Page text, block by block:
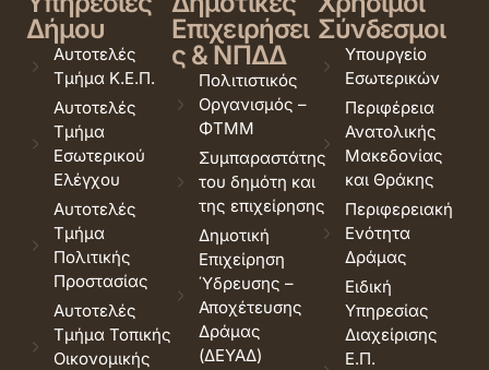
Δήμου
Αυτοτελές
Τμήμα Κ.Ε.Π.
Αυτοτελές
Τμήμα
Εσωτερικού
Ελέγχου
Αυτοτελές
Τμήμα
Πολιτικής
Προστασίας
Αυτοτελές
Τμήμα Τοπικής
Οικονομικής
Επιχειρήσει
ς & ΝΠΔΔ
Πολιτιστικός
Οργανισμός –
ΦΤΜΜ
Συμπαραστάτης
του δημότη και
της επιχείρησης
Δημοτική
Επιχείρηση
Ύδρευσης –
Αποχέτευσης
Δράμας
(ΔΕΥΑΔ)
Σύνδεσμοι
Υπουργείο
Εσωτερικών
Περιφέρεια
Ανατολικής
Μακεδονίας
και Θράκης
Περιφερειακή
Ενότητα
Δράμας
Ειδική
Υπηρεσίας
Διαχείρισης
Ε.Π.